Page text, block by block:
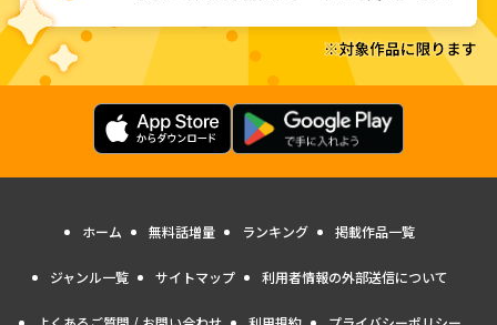
ホーム 無料話増量 ランキング 掲載作品一覧
ジャンル一覧 サイトマップ 利用者情報の外部送信について